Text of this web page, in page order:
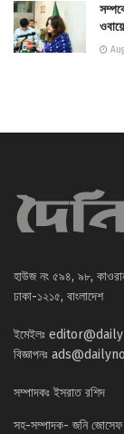
হাউজ নং ৫৯৪, ৯৮,
ঢাকা-১২১৫, বাংলাদেশ
ইমেইলঃ
বিজ্ঞাপনঃ
সম্পাদকঃ ইসরাত রশিদ
সহ-সম্পাদক- জনি